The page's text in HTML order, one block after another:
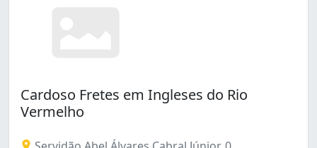
Cardoso Fretes em Ingleses do Rio
Vermelho